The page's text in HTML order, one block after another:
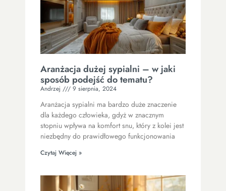
Aranżacja dużej sypialni – w jaki
sposób podejść do tematu?
Andrzej 9 sierpnia, 2024
Aranżacja sypialni ma bardzo duże znaczenie
dla każdego człowieka, gdyż w znacznym
stopniu wpływa na komfort snu, który z kolei jest
niezbędny do prawidłowego funkcjonowania
Czytaj Więcej »